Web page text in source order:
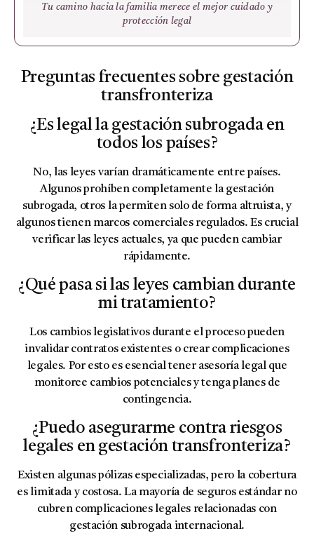
Tu camino hacia la familia merece el mejor cuidado y
protección legal
Preguntas frecuentes sobre gestación
transfronteriza
¿Es legal la gestación subrogada en
todos los países?
No, las leyes varían dramáticamente entre países.
Algunos prohíben completamente la gestación
subrogada, otros la permiten solo de forma altruista, y
algunos tienen marcos comerciales regulados. Es crucial
verificar las leyes actuales, ya que pueden cambiar
rápidamente.
¿Qué pasa si las leyes cambian durante
mi tratamiento?
Los cambios legislativos durante el proceso pueden
invalidar contratos existentes o crear complicaciones
legales. Por esto es esencial tener asesoría legal que
monitoree cambios potenciales y tenga planes de
contingencia.
¿Puedo asegurarme contra riesgos
legales en gestación transfronteriza?
Existen algunas pólizas especializadas, pero la cobertura
es limitada y costosa. La mayoría de seguros estándar no
cubren complicaciones legales relacionadas con
gestación subrogada internacional.